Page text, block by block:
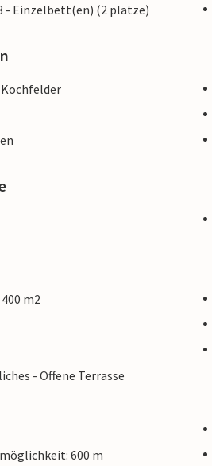
- Einzelbett(en) (2 plätze)
m2
- Offene Terrasse
600 m